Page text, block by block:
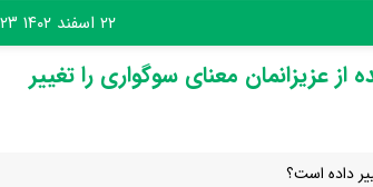
۲۲ اسفند ۱۴۰۲ ۰۹:۲۳
معنای سوگواری را تغییر
داده است؟